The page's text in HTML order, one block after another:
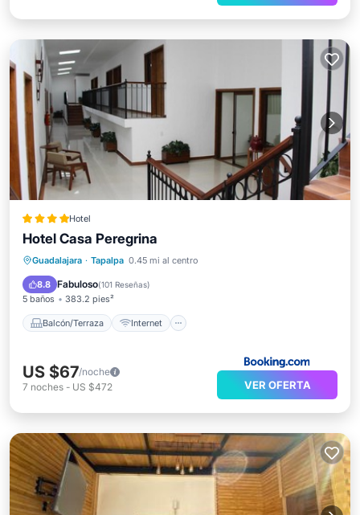
Hotel
Hotel Casa Peregrina
Guadalajara · Tapalpa 0.45 mi al centro
8.8 Fabuloso(101 Reseñas)
5 baños 383.2 pies²
Balcón/Terraza Internet
Balcón/Terraza
Internet
Apto para niños
US $67/noche
7 noches - US $472 VER OFERTA